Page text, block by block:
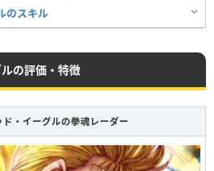
のスキル
の評価・特徴
・イーグルの拳魂レーダー